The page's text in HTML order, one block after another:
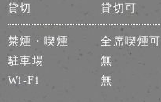
貸切
貸切可
禁煙・喫煙
全席喫煙可
駐車場
無
Wi-Fi
無